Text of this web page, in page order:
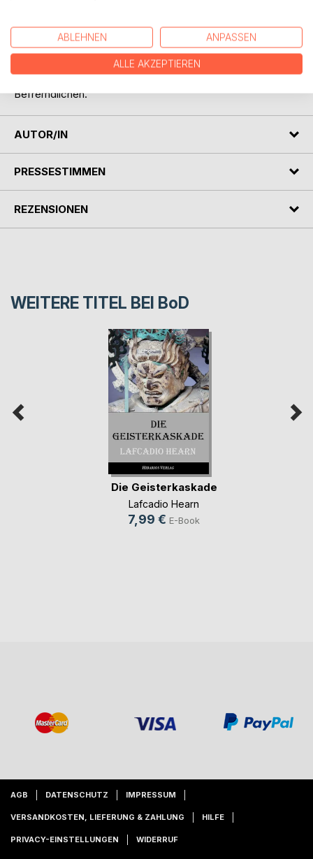
sein Leben gibt, um Großes zu erschaffen.
In diesem Frühwerk von Lafcadio Hearn zeigt sich bereits
seine tiefe Bewunderung für die asiatische Kultur und sein
Befremdlichen.
AUTOR/IN
PRESSESTIMMEN
REZENSIONEN
WEITERE TITEL BEI BoD
Die Geisterkaskade
Lafcadio Hearn
7,99 € E-Book
AGB DATENSCHUTZ IMPRESSUM
VERSANDKOSTEN, LIEFERUNG & ZAHLUNG HILFE
PRIVACY-EINSTELLUNGEN WIDERRUF
ABLEHNEN ANPASSEN
ALLE AKZEPTIEREN